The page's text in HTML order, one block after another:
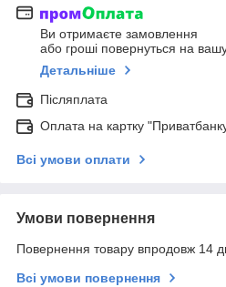
Ви отримаєте замовлення
або гроші повернуться на
Детальніше
Післяплата
Оплата на картку
Всі умови оплати
Умови повернення
Повернення товару впродовж 14
Всі умови повернення